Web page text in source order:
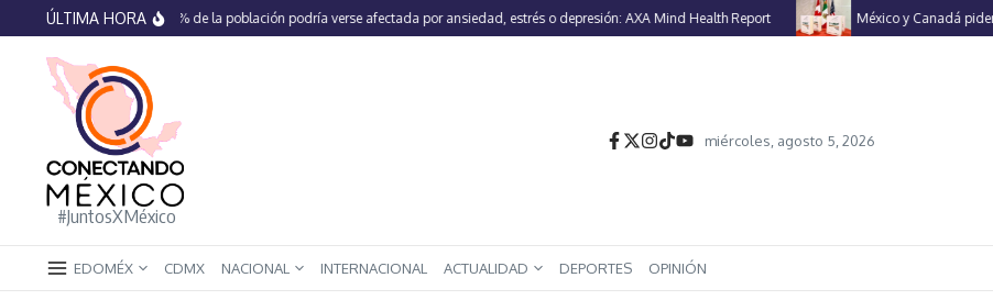
Saltar al contenido
ÚLTIMA HORA
En México 66% de la población podría verse afectada por ansiedad, estrés o depresión: AXA Mind Health Report México y Canadá piden a EU
#JuntosXMéxico
miércoles, agosto 5, 2026
EDOMÉX CDMX NACIONAL INTERNACIONAL ACTUALIDAD DEPORTES OPINIÓN